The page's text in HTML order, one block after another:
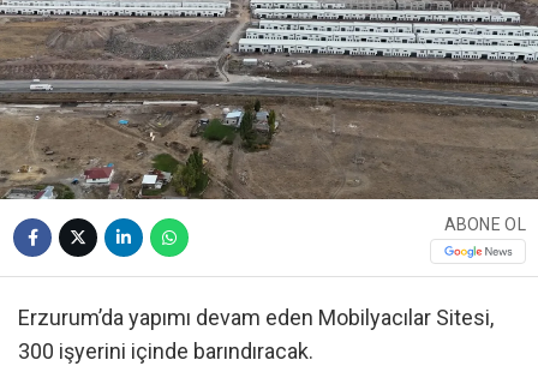
ABONE OL
Erzurum’da yapımı devam eden Mobilyacılar Sitesi,
300 işyerini içinde barındıracak.